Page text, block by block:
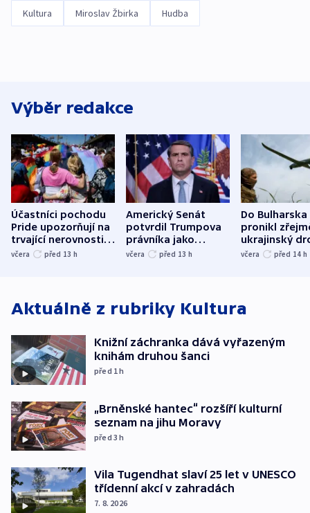
Kultura Miroslav Žbirka Hudba
Výběr redakce
Účastníci pochodu
Pride upozorňují na
trvající nerovnosti i
společenskou
včera před 13 h
Americký Senát
potvrdil Trumpova
právníka jako
ministra
včera před 13 h
Do Bulharska
pronikl
ukrajinský
explodoval
včera před 14 h
Aktuálně z rubriky Kultura
Knižní záchranka dává vyřazeným
knihám druhou šanci
před 1h
„Brněnské hantec“ rozšíří kulturní
seznam na jihu Moravy
před 3h
Vila Tugendhat slaví 25 let v UNESCO
třídenní akcí v zahradách
7. 8. 2026